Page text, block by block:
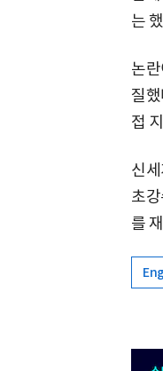
는
논
질
접
신
초
를